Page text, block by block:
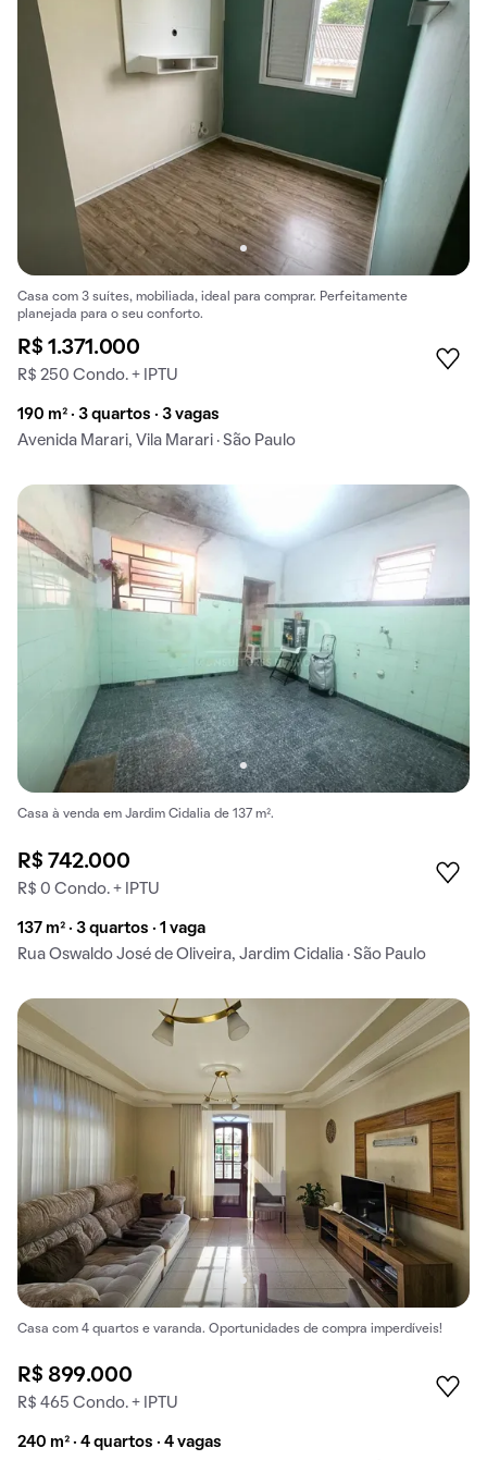
Casa com 3 suítes, mobiliada, ideal para comprar. Perfeitamente
planejada para o seu conforto.
R$ 1.371.000
R$ 250 Condo. + IPTU
190 m² · 3 quartos · 3 vagas
Avenida Marari, Vila Marari · São Paulo
Casa à venda em Jardim Cidalia de 137 m².
R$ 742.000
R$ 0 Condo. + IPTU
137 m² · 3 quartos · 1 vaga
Rua Oswaldo José de Oliveira, Jardim Cidalia · São Paulo
Casa com 4 quartos e varanda. Oportunidades de compra imperdíveis!
R$ 899.000
R$ 465 Condo. + IPTU
240 m² · 4 quartos · 4 vagas